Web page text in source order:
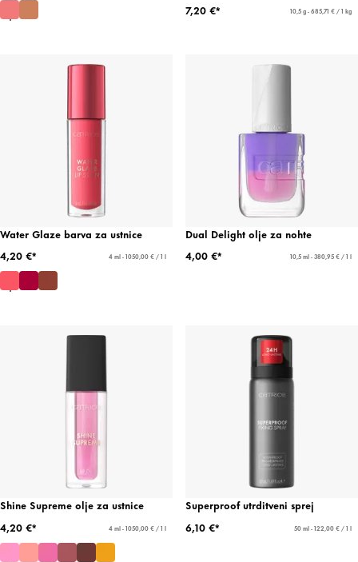
7,20 €*
10,5 g - 685,71 € / 1 kg
Water Glaze barva za ustnice
4,20 €*
4 ml - 1050,00 € / 1 l
Dual Delight olje za nohte
4,00 €*
10,5 ml - 380,95 € / 1 l
Shine Supreme olje za ustnice
4,20 €*
4 ml - 1050,00 € / 1 l
Superproof utrditveni sprej
6,10 €*
50 ml - 122,00 € / 1 l